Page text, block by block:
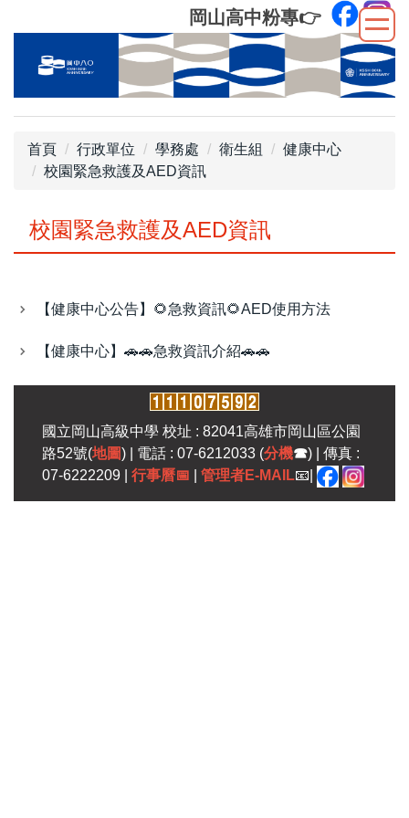
到
內
岡山高中粉專👉
首頁 行政單位 學務處 衛生組
健康中心
校園緊急救護及AED資訊
校園緊急救護及AED資訊
【健康中心公告】🌻​急救資訊🌻​AED使用方法
【健康中心】🚗​🚗​急救資訊介紹🚗​🚗​
國立岡山高級中學 校址 : 82041高雄市岡山區公園
路52號(地圖) | 電話 : 07-6212033 (分機☎) | 傳真 :
07-6222209 | 行事曆📅 管理者E-MAIL📧|